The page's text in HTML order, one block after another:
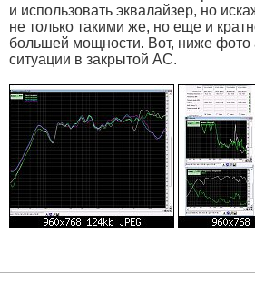
и использовать эквалайзер, но
не только такими же, но еще и
большей мощности. Вот, ниже фото
ситуации в закрытой АС.